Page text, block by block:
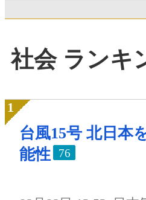
社会 ランキ
台風15号 北日本
能性
76